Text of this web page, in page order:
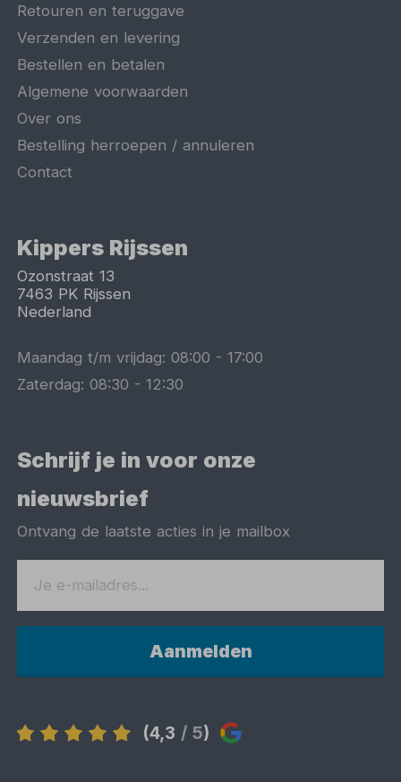
Retouren en teruggave
Verzenden en levering
Bestellen en betalen
Algemene voorwaarden
Over ons
Bestelling herroepen / annuleren
Contact
Kippers Rijssen
Ozonstraat 13
7463 PK Rijssen
Nederland
Maandag t/m vrijdag:08:00 -17:00
Zaterdag:08:30 -12:30
Schrijf je in voor onze
nieuwsbrief
Ontvang de laatste acties in je mailbox
Aanmelden
(4,3 / 5)